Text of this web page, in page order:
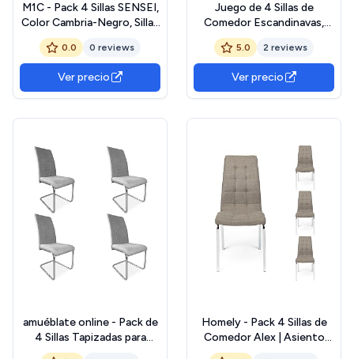
M1C - Pack 4 Sillas SENSEI,
Color Cambria-Negro, Sillas
estilo moderno, Asiento
tapizado en piel y respaldo
de madera forrada, Patas
acero cromado
0.0 0 reviews
Ver precio
Juego de 4 Sillas de
Comedor Escandinavas,
Sillas de Comedor con
Patas Cromadas, Sillas
Voladizas, Sillas de Oficina,
Sillas Modernas (Blanco)
5.0 2 reviews
Ver precio
amuéblate online - Pack de
4 Sillas Tapizadas para
Salón, Comedor, Acabadas
Homely - Pack 4 Sillas de
Comedor Alex | Asiento
Acolchado | Diseño